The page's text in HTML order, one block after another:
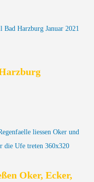
Oker, Ecker,